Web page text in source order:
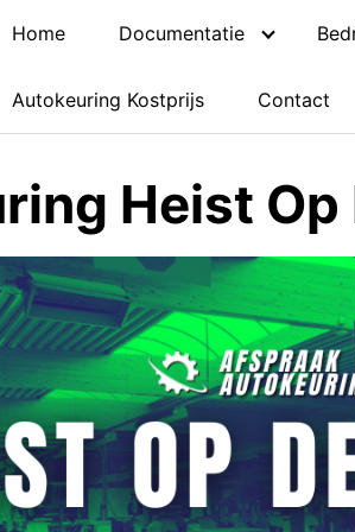
Home Documentatie
Autokeuring Kostprijs Contact
Heist Op